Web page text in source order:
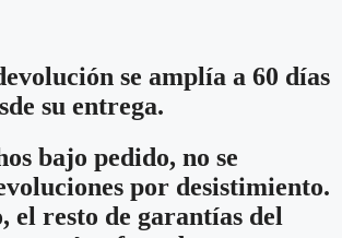
se amplía a 60 días
su entrega.
bajo pedido, no se
por desistimiento.
el resto de garantías del